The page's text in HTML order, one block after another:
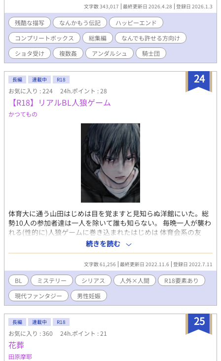
のの再収録の他、新規書下ろしもそこそこあります。 本作はとに
かく『何でも許せる方向け』です。 ショタ受け、無理矢理、モブ
レ、媚薬、リバ、3Pと色々あります。 表現としてあまりグロくは
書きませんが、痛い描写は多いです。 夢オチで触手もあったり、
時に飯テロもあります。 個人的に苦手なシチュがある方は、 これ
までに投稿している単話版をご覧いただくと安心です。 (各作品ご
とに登場する注意要素が書いてありますので……) 大丈夫！ 何で
よ！ という方は どうぞ存分にお楽しみくださいね。 ■登場人
物 ※【囚勇02】開始時点 ・主人公(勇者)→リンデル(17)♂ 勇
者に憧れて田舎から王都に出て、騎士になった心優しい少年 優
しい麦穂色の金髪に蜂蜜のような金眼・爽やか短髪 173cm ・勇
者の護衛兼教育係(従者)→ロッソ(28)♂ 23歳から5年間前勇者に
仕えていた生真面目青年 サラツヤ直毛黒髪に童顔黒目がちな黒
眼・超ロング1つ括り 151cm ・主人公のいる隊の中隊長→ルス
トック(36)♂ 主人公の所属する九番隊の隊長、温厚実直な男性
茶色がかった黒髪に三白眼気味の黒眼・オールバック 180cm
・別の隊の中隊長→レインズ(36)♂ ルストックの為なら死ねる
タイプの激重感情持ち親友 鮮やかな金髪に宝石のような青い
瞳・一つ括り かなり美形 178cm ・主人公の姉→エレノーラ
(22)♀ 主人公の実姉で唯一の肉親 榛色の髪と瞳・肩下ふんわ
りセミロング 可愛い系美人 165cm 中隊長の二人、ルストック
とレインズの スピンオフなお話はこちらにまとめています。
https://www.alphapolis.co.jp/novel/547033129/684597576
文字数 343,017 最終更新日 2026.4.28 登録日 2026.1.3
残酷な描写 なんかもう伝記
ハッピーエンド
コンプリートボックス
総集編
なんでも許せる方向け
ショタ受け
複数姦 アンダルシュ 騎士団
24
長編 連載中 R18
お気に入り : 224 24h.ポイント : 28
【R18】リアルBL人狼ゲーム
かつてもの
体育大に通う山田はじめは目を覚ますと見知らぬ洋館にいた。総
勢10人の参加者達は一人を除いて誰も知らない。 毎晩一人が襲わ
れる(性的に)人狼ゲームに巻き込まれたはじめは 体育会系の友
人、警察官、画家、小説家、ホスト、ヤンキー、医者、IT社長、
ギャンブラーの中から人狼を暴いて絶望を打ち破れるのか
┈┈┈┈┈┈┈┈┈┈┈┈┈┈┈┈┈ 性質上人狼が攻め。市民陣
営(狂人も含む)は受けになります。人狼は性欲、加虐傾向が強ま
るという設定です。 処刑も死では無く処罰(性的に)にするので犠
牲者全員のR18パートがあります。 受けが可哀想な程可愛いとい
う趣向をお持ちの方向けです。また、この小説の性質上誰が受け
攻めになるかは分からなくなっている＆犠牲者全員の色んなR18
シーンを書いているので、なんでも許せる方向けの小説となって
おります。 ※暴力、レイプ表現が含まれています R18の話には※
を付けます。 エロメインで書こうと思ってましたが、しっかり人
狼ゲームをしてます。 なお人は死にませんが、デスゲームチック
な世界観なので脱落者は漏れなく酷い目にあいます。
続きを読む
文字数 61,256 最終更新日 2022.11.6 登録日 2022.7.11
BL ミステリー シリアス 人外×人間
R18要素あり
現代ファンタジー
男性妊娠
25
長編 連載中 R18
お気に入り : 360 24h.ポイント : 21
花葬
田原摩耶